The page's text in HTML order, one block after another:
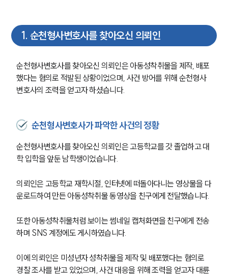
1. 순천형사변호사를 찾아오신 의뢰인
순천형사변호사를 찾아오신 의뢰인은 아동성착취물을 제작, 배포
했다는 혐의로 적발된 상황이었으며, 사건 방어를 위해 순천형사
변호사의 조력을 얻고자 하셨습니다.
순천형사변호사가 파악한 사건의 정황
순천형사변호사를 찾아오신 의뢰인은 고등학교를 갓 졸업하고 대
학 입학을 앞둔 남학생이었습니다.
의뢰인은 고등학교 재학시절, 인터넷에 떠돌아다니는 영상물을 다
운로드하여 만든 아동성착취물 동영상을 친구에게 전달했습니다.
또한 아동성착취물처럼 보이는 썸네일 캡처화면을 친구에게 전송
하며 SNS 계정에도 게시하였습니다.
이에 의뢰인은 미성년자 성착취물을 제작 및 배포했다는 혐의로
경찰 조사를 받고 있었으며, 사건 대응을 위해 조력을 얻고자 대륜